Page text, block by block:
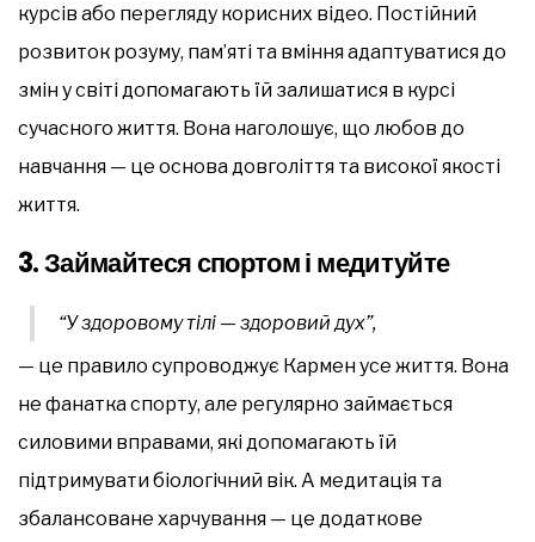
курсів або перегляду корисних відео. Постійний
розвиток розуму, пам’яті та вміння адаптуватися до
змін у світі допомагають їй залишатися в курсі
сучасного життя. Вона наголошує, що любов до
навчання — це основа довголіття та високої якості
життя.
3.Займайтеся спортом і медитуйте
“У здоровому тілі — здоровий дух”,
— це правило супроводжує Кармен усе життя. Вона
не фанатка спорту, але регулярно займається
силовими вправами, які допомагають їй
підтримувати біологічний вік. А медитація та
збалансоване харчування — це додаткове